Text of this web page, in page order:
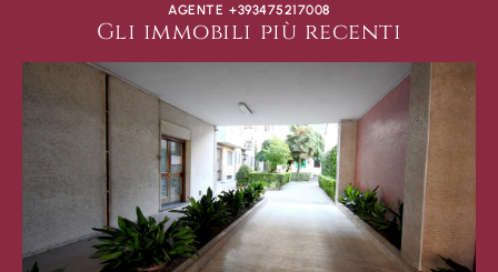
AGENTE +393475217008
Gli immobili più recenti